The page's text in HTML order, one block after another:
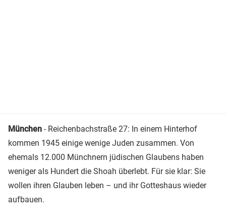
München - Reichenbachstraße 27: In einem Hinterhof
kommen 1945 einige wenige Juden zusammen. Von
ehemals 12.000 Münchnern jüdischen Glaubens haben
weniger als Hundert die Shoah überlebt. Für sie klar: Sie
wollen ihren Glauben leben – und ihr Gotteshaus wieder
aufbauen.